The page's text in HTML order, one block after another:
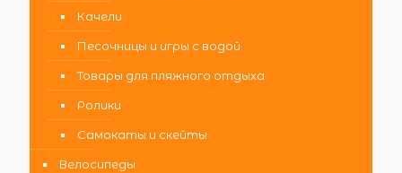
Качели
Песочницы и игры с водой
Товары для пляжного отдыха
Ролики
Самокаты и скейты
Велосипеды